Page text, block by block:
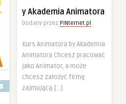
y Akademia Animatora
Dodany przez PINternet.pl
Kurs Animatora by Akademia
Animatora Chcesz pracować
jako Animator, a może
chcesz założyć firmę
zajmującą […]